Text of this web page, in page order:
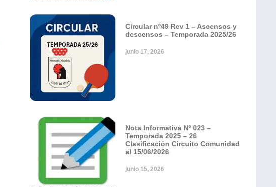
Circular nº49 Rev 1 – Ascensos y
descensos – Temporada 2025/26
junio 17, 2026
Nota Informativa Nº 023 –
Temporada 2025 – 26
Clasificación Circuito Comunidad
al 15/06/2026
junio 15, 2026